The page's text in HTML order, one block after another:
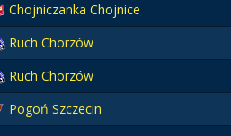
Chojniczanka Chojnice
Ruch Chorzów
Ruch Chorzów
Pogoń Szczecin